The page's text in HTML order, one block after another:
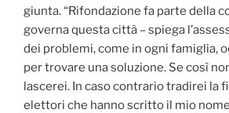
giunta. “Rifondazione fa parte della
governa questa città – spiega
dei problemi, come in ogni famiglia,
per trovare una soluzione. Se così
lascerei. In caso contrario tradirei la
elettori che hanno scritto il mio